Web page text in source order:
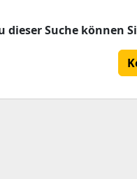
dieser Suche können